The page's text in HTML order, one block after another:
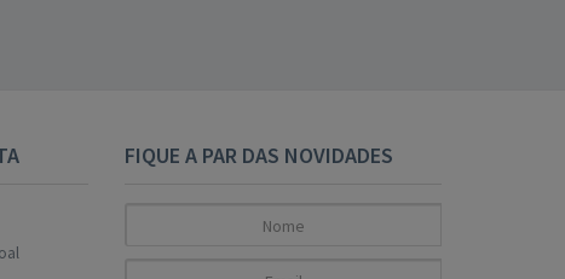
FIQUE A PAR DAS NOVIDADES